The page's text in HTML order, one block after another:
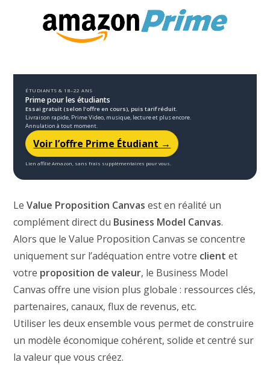
ÉTUDIANTS & 18–22 ANS
Prime pour les étudiants
Essai gratuit (selon l’offre en cours), puis tarif réduit.
Livraison rapide, Prime Video, musique, lecture et plus encore.
Annulation à tout moment.
Voir l’offre Prime Étudiant →
Lien affilié Amazon, sans frais supplémentaires pour vous.
LeValue Proposition Canvas est en réalité un
complément direct du Business Model Canvas.
Alors que le Value Proposition Canvas se concentre
uniquement sur l’adéquation entre votre client et
votre proposition de valeur, le Business Model
Canvas offre une vision plus globale : ressources clés,
partenaires, canaux, flux de revenus, etc.
Utiliser les deux ensemble vous permet de construire
un modèle économique cohérent, solide et centré sur
la valeur que vous créez.